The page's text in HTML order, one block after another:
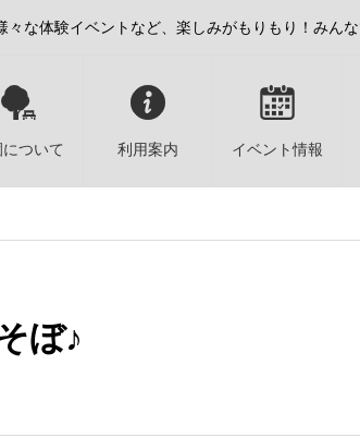
な体験イベントなど、楽しみがもりもり！みんな
ついて 利用案内 イベント情報
ぼ♪